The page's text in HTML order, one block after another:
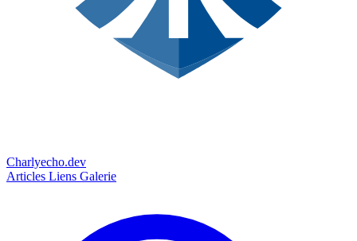
Charlyecho.dev
Articles Liens Galerie